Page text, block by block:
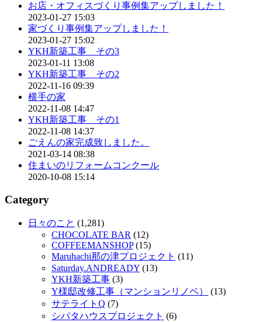
お店・オフィスづくり事例集アップしました！
2023-01-27 15:03
家づくり事例集アップしました！
2023-01-27 15:02
YKH新築工事 その3
2023-01-11 13:08
YKH新築工事 その2
2022-11-16 09:39
横手の家
2022-11-08 14:47
YKH新築工事 その1
2022-11-08 14:37
ごえんの家完成致しました。
2021-03-14 08:38
住まいのリフォームコンクール
2020-10-08 15:14
Category
日々のこと (1,281)
CHOCOLATE BAR (12)
COFFEEMANSHOP(15)
Maruhachi那の津プロジェクト (11)
Saturday.ANDREADY (13)
YKH新築工事 (3)
Y様邸改修工事（マンションリノベ）
(13)
サテライトQ (7)
シバタハウスプロジェクト (6)